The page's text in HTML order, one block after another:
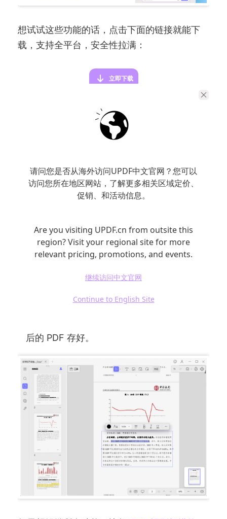
请问您是否从海外访问UPDF中文官网？您可以
访问您所在地区网站，了解更多相关区域定价、
促销、和活动信息。
Are you visiting UPDF.cn from outsite this
region? Visit your regional site for more
relevant pricing, promotions, and events.
继续访问中文官网
Continue to English Site
想试试这些功能的话，点击下面的链接就能下
载，支持全平台，安全性拉满：
立即下载
下面教你用 UPDF 编辑 PDF 的具体步骤，跟着
用 UPDF 编辑 PDF 的 2 个步骤
打开 UPDF，导入要编辑的 PDF
件”（或 “导入文件”），选中你要改的 PDF，
再点 “打开”；然后在左侧的工具栏里，找到并
点击 “编辑 PDF” 模式，进入编辑状态。
修改内容，保存文件。进入编辑模式后，双击
位置、调整链接地址；改完所有内容后，点击
后的 PDF 存好。